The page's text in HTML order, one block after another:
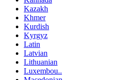
Kazakh
Khmer
Kurdish
Kyrgyz
Latin
Latvian
Lithuanian
Luxembou..